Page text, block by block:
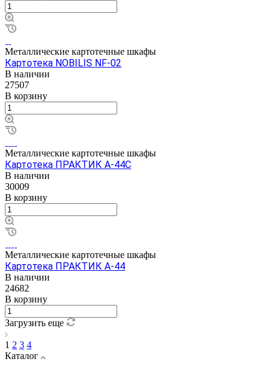
Металлические картотечные шкафы
Картотека NOBILIS NF-02
В наличии
27507
В корзину
Металлические картотечные шкафы
Картотека ПРАКТИК А-44С
В наличии
30009
В корзину
Металлические картотечные шкафы
Картотека ПРАКТИК А-44
В наличии
24682
В корзину
Загрузить еще
1 2 3 4
Каталог